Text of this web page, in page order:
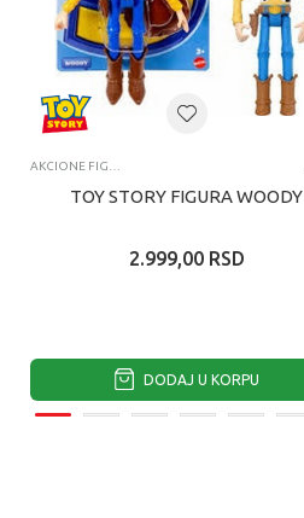
AKCIONE FIGURE I SETOVI
TOY STORY FIGURA WOODY
2.999,00 RSD
DODAJ U KORPU